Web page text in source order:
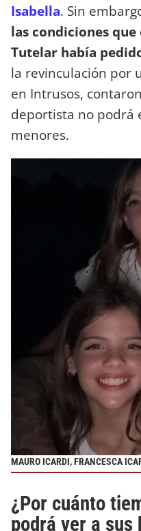
Isabella. Sin
las condiciones
Tutelar había
la revinculación por
en Intrusos,
deportista no podrá
menores.
MAURO ICARDI, FRANCESCA
¿Por cuánto
podrá ver a sus